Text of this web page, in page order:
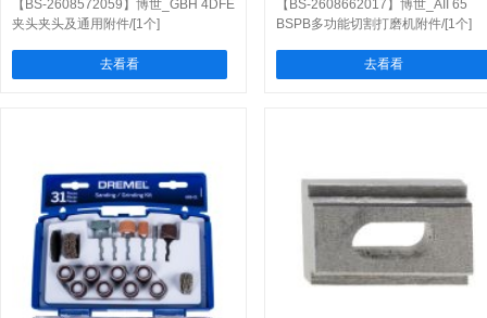
【BS-2608572059】博世_GBH 4DFE
夹头夹头及通用附件/[1个]
去看看
【BS-2608662017】博世_AII 65
BSPB多功能切割打磨机附件/[1个]
去看看